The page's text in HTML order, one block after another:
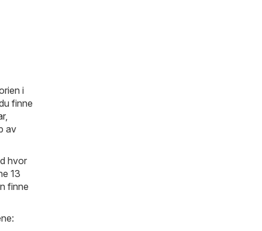
i
finne
,
av
hvor
13
finne